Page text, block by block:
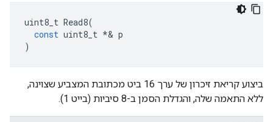
uint8_t Read8(
const uint8_t *& p
)
ביצוע קריאת זיכרון של ערך 16 ביט מכתובת המצביע שצוינה,
ללא התאמה שלה, והגדלת הסמן ב-8 סיביות (בייט 1).